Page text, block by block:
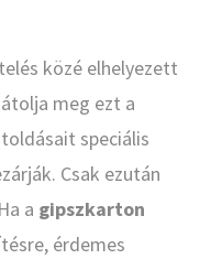
közé elhelyezett
meg ezt a
speciális
Csak ezután
a gipszkarton
érdemes